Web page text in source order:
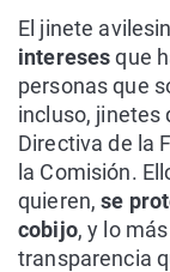
El jinete
interesesque
personas que
incluso, jinetes
Directiva de la
la Comisión.
quieren,se
cobijo, y lo
transparencia